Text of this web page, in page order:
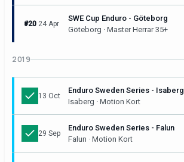
#20 24 Apr
SWE Cup Enduro - Göteborg
Göteborg · Master Herrar 35+
2019
13 Oct
Enduro Sweden Series - Isaberg
Isaberg · Motion Kort
29 Sep
Enduro Sweden Series - Falun
Falun · Motion Kort